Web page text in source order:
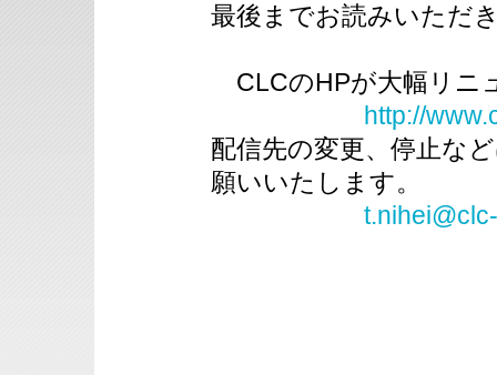
最後までお読みいただ
CLCのHPが大幅リニ
http://
配信先の変更、停止な
願いいたします。